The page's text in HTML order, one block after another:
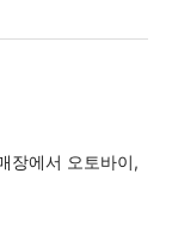
장에서 오토바이,